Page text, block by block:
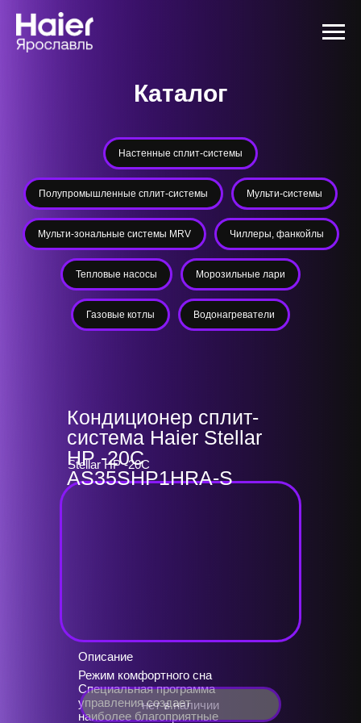
Каталог
Настенные сплит-системы
Полупромышленные сплит-системы Мульти-системы
Мульти-зональные системы MRV Чиллеры, фанкойлы
Тепловые насосы Морозильные лари
Газовые котлы Водонагреватели
Режим комфортного сна
Специальная программа
управления создает
наиболее благоприятные
Описание
Stellar HP -20C
Кондиционер сплит-
система Haier Stellar
HP -20C
AS35SHP1HRA-S
нет в наличии